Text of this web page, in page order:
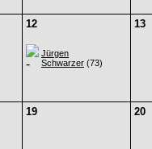
12
Jürgen
Schwarzer (73)
13
19 20